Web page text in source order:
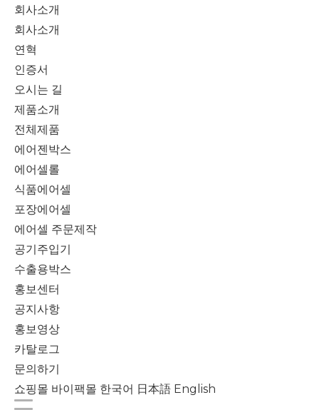
회사소개
회사소개
연혁
인증서
오시는 길
제품소개
전체제품
에어젠박스
에어셀롤
식품에어셀
포장에어셀
에어셀 주문제작
공기주입기
수출용박스
홍보센터
공지사항
홍보영상
카탈로그
문의하기
쇼핑몰 바이팩몰 한국어 日本語 English